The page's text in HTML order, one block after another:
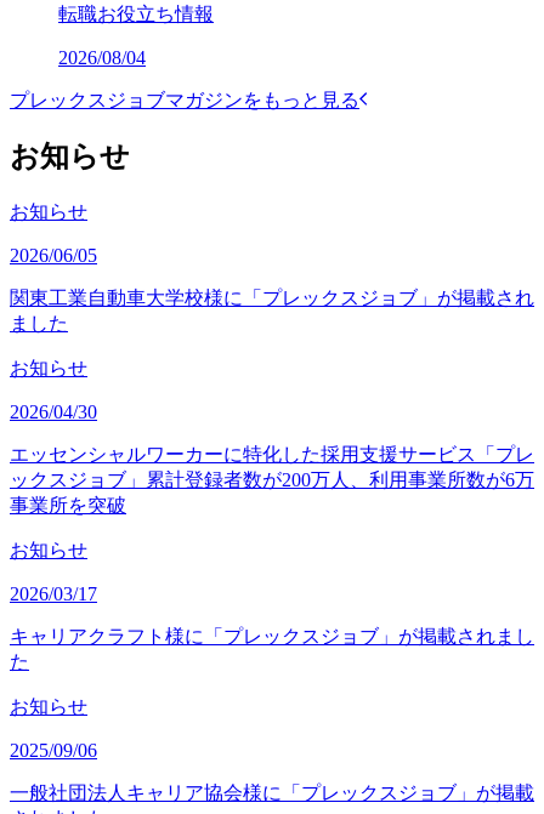
転職お役立ち情報
2026/08/04
プレックスジョブマガジンをもっと見る
お知らせ
お知らせ
2026/06/05
関東工業自動車大学校様に「プレックスジョブ」が掲載され
ました
お知らせ
2026/04/30
エッセンシャルワーカーに特化した採用支援サービス「プレ
ックスジョブ」累計登録者数が200万人、利用事業所数が6万
事業所を突破
お知らせ
2026/03/17
キャリアクラフト様に「プレックスジョブ」が掲載されまし
た
お知らせ
2025/09/06
一般社団法人キャリア協会様に「プレックスジョブ」が掲載